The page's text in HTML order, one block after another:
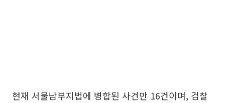
현재 서울남부지법에 병합된 사건만 16건이며, 검찰